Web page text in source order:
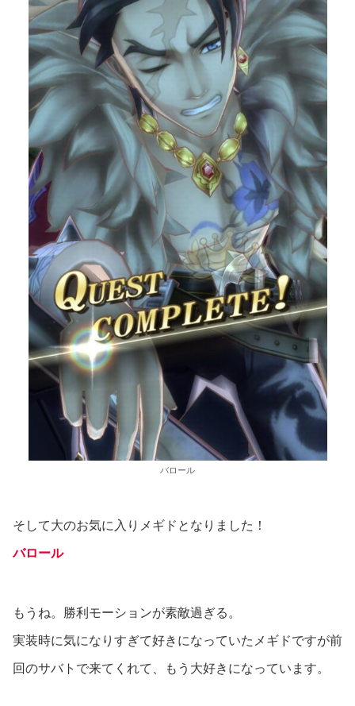
バロール
そして大のお気に入りメギドとなりました！
バロール
もうね。勝利モーションが素敵過ぎる。
実装時に気になりすぎて好きになっていたメギドですが前
回のサバトで来てくれて、もう大好きになっています。